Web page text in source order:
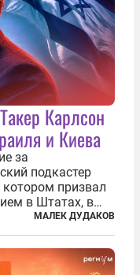
Карлсон
и Киева
за
подкастер
призвал
в Штатах, в
А также
мигрантов...
МАЛЕК ДУДАКОВ